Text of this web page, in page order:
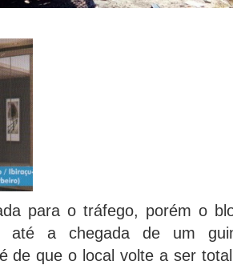
para o tráfego, porém o
até a chegada de um
de que o local volte a ser